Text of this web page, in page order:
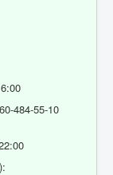
484-55-10